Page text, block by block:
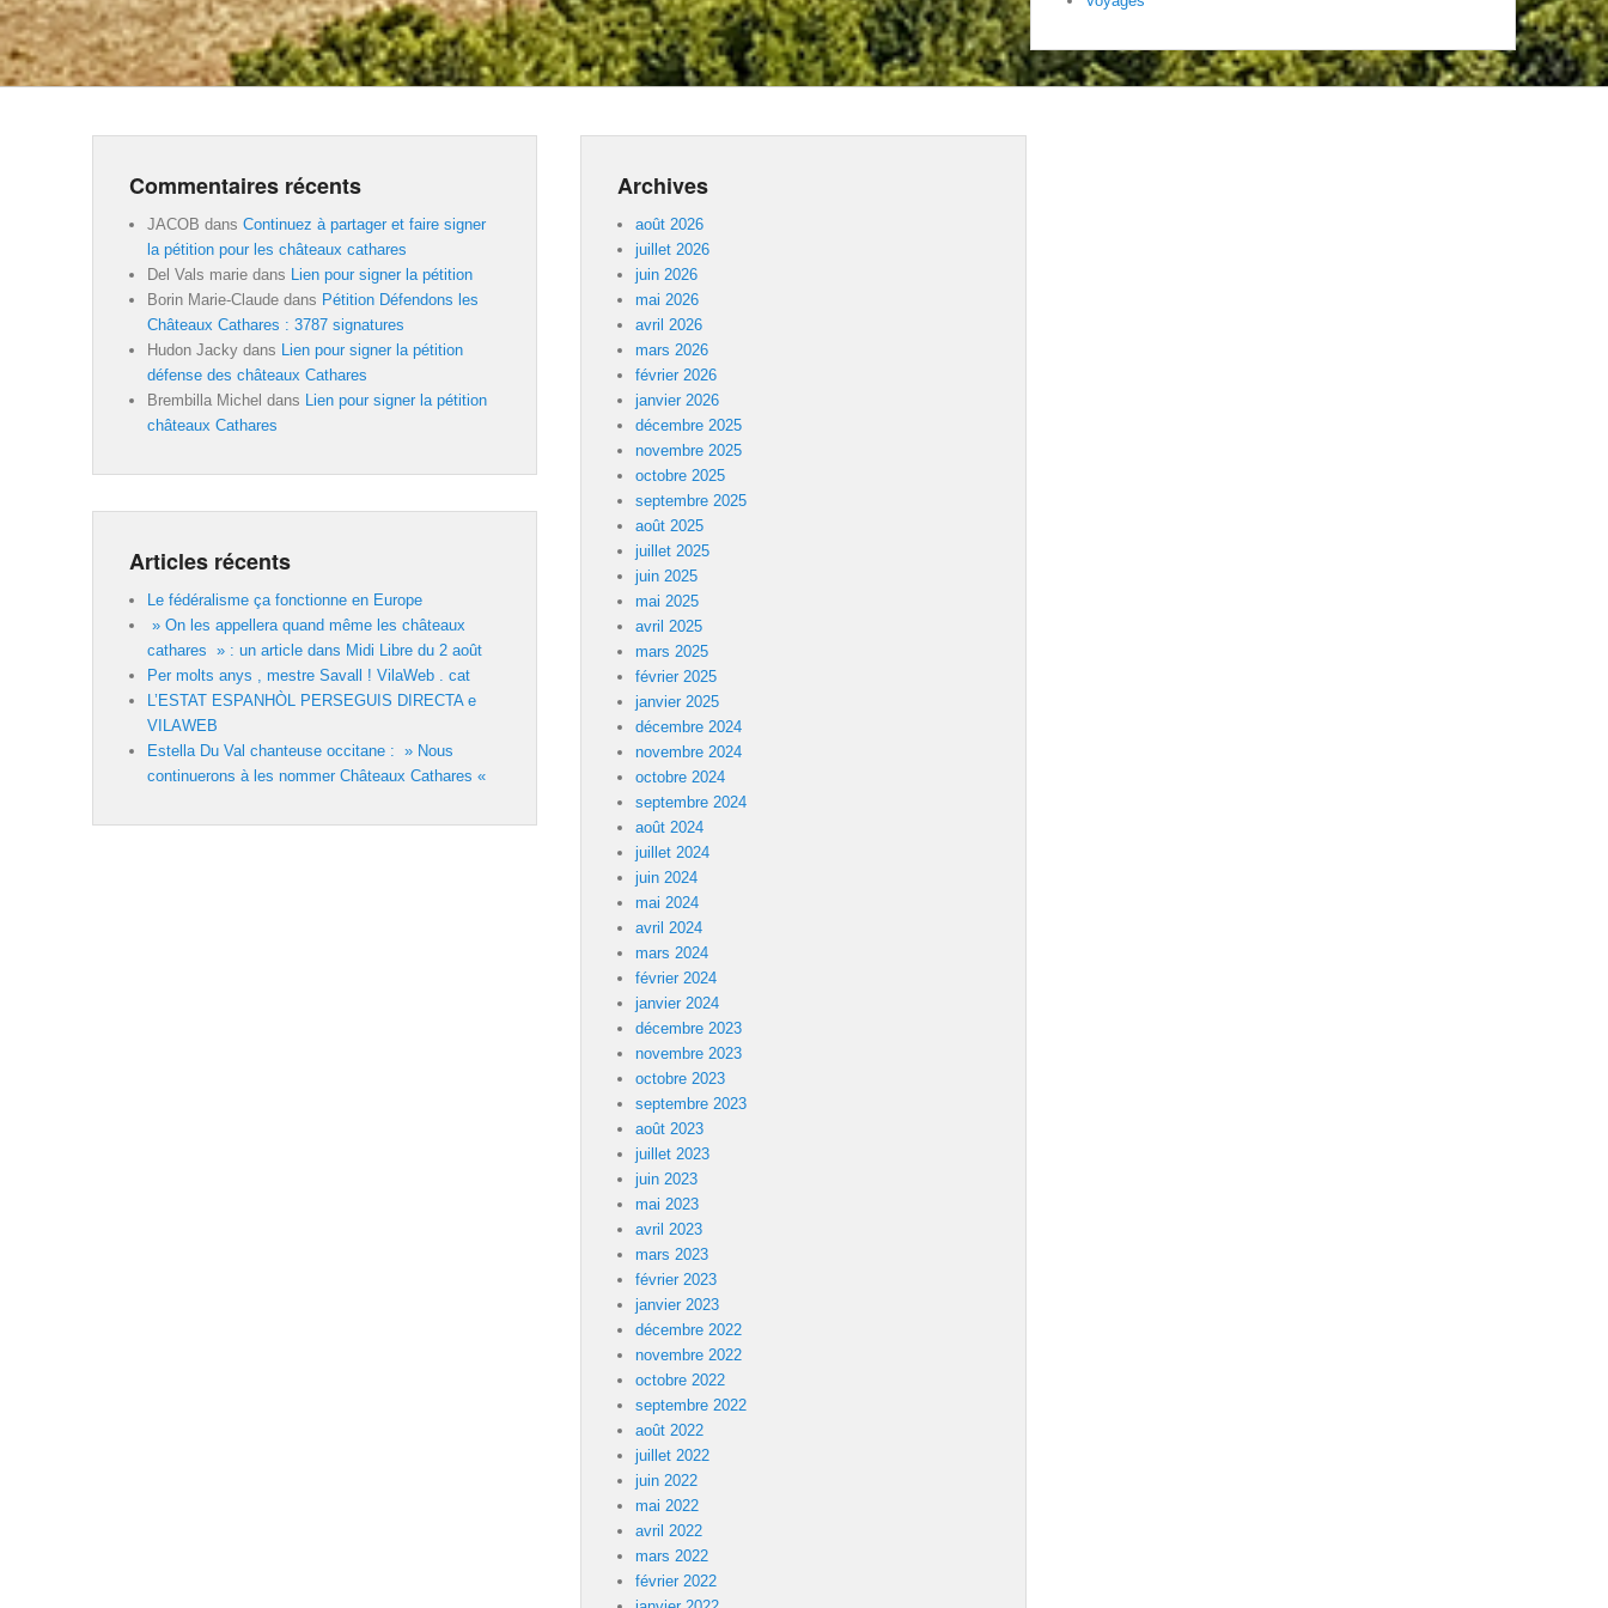
Commentaires récents
JACOB dans Continuez à partager et faire signer
la pétition pour les châteaux cathares
Del Vals marie dans
Lien pour signer la pétition
Borin Marie-Claude dans Pétition Défendons les
Châteaux Cathares : 3787 signatures
Hudon Jacky dans
Lien pour signer la pétition
défense des châteaux Cathares
Brembilla Michel dans
Lien pour signer la pétition
châteaux Cathares
Articles récents
Le fédéralisme ça fonctionne en Europe
» On les appellera quand même les châteaux
cathares » : un article dans Midi Libre du 2 août
Per molts anys , mestre Savall ! VilaWeb . cat
L’ESTAT ESPANHÒL PERSEGUIS DIRECTA e
VILAWEB
Estella Du Val chanteuse occitane : » Nous
continuerons à les nommer Châteaux Cathares «
Archives
août 2026
juillet 2026
juin 2026
mai 2026
avril 2026
mars 2026
février 2026
janvier 2026
décembre 2025
novembre 2025
octobre 2025
septembre 2025
août 2025
juillet 2025
juin 2025
mai 2025
avril 2025
mars 2025
février 2025
janvier 2025
décembre 2024
novembre 2024
octobre 2024
septembre 2024
août 2024
juillet 2024
juin 2024
mai 2024
avril 2024
mars 2024
février 2024
janvier 2024
décembre 2023
novembre 2023
octobre 2023
septembre 2023
août 2023
juillet 2023
juin 2023
mai 2023
avril 2023
mars 2023
février 2023
janvier 2023
décembre 2022
novembre 2022
octobre 2022
septembre 2022
août 2022
juillet 2022
juin 2022
mai 2022
avril 2022
mars 2022
février 2022